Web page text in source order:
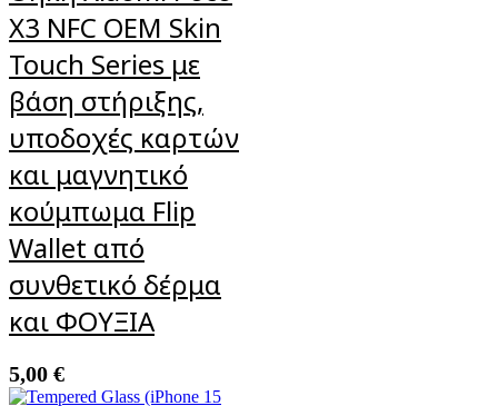
X3 NFC OEM Skin
Touch Series με
βάση στήριξης,
υποδοχές καρτών
και μαγνητικό
κούμπωμα Flip
Wallet από
συνθετικό δέρμα
και ΦΟΥΞΙΑ
5,00 €